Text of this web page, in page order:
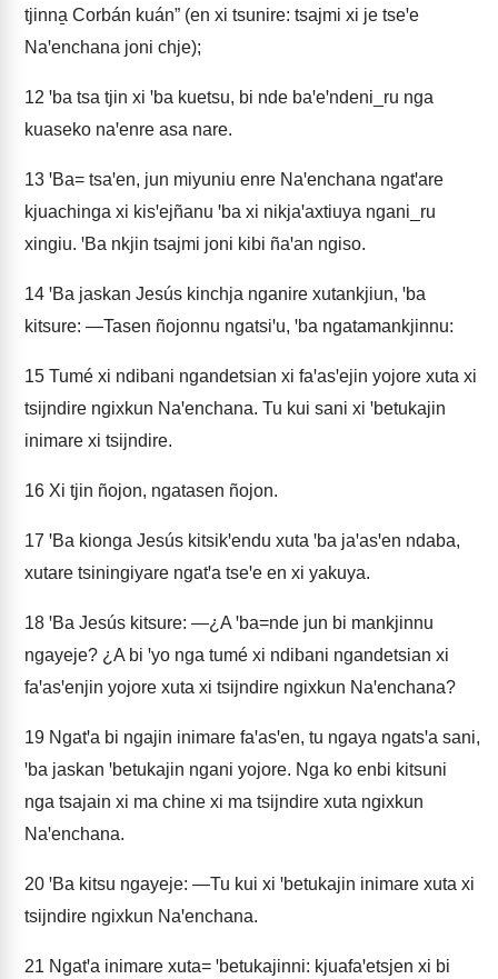
tjinna̱ Corbán kuán” (en xi tsunire: tsajmi xi je tseꞌe
Naꞌenchana joni chje);
12 ꞌba tsa tjin xi ꞌba kuetsu, bi nde baꞌeꞌndeni_ru nga
kuaseko naꞌenre asa nare.
13 ꞌBa= tsaꞌen, jun miyuniu enre Naꞌenchana ngatꞌare
kjuachinga xi kisꞌejñanu ꞌba xi nikjaꞌaxtiuya ngani_ru
xingiu. ꞌBa nkjin tsajmi joni kibi ñaꞌan ngiso.
14 ꞌBa jaskan Jesús kinchja nganire xutankjiun, ꞌba
kitsure: —Tasen ñojonnu ngatsiꞌu, ꞌba ngatamankjinnu:
15 Tumé xi ndibani ngandetsian xi faꞌasꞌejin yojore xuta xi
tsijndire ngixkun Naꞌenchana. Tu kui sani xi ꞌbetukajin
inimare xi tsijndire.
16 Xi tjin ñojon, ngatasen ñojon.
17 ꞌBa kionga Jesús kitsikꞌendu xuta ꞌba jaꞌasꞌen ndaba,
xutare tsiningiyare ngatꞌa tseꞌe en xi yakuya.
18 ꞌBa Jesús kitsure: —¿A ꞌba=nde jun bi mankjinnu
ngayeje? ¿A bi ꞌyo nga tumé xi ndibani ngandetsian xi
faꞌasꞌenjin yojore xuta xi tsijndire ngixkun Naꞌenchana?
19 Ngatꞌa bi ngajin inimare faꞌasꞌen, tu ngaya ngatsꞌa sani,
ꞌba jaskan ꞌbetukajin ngani yojore. Nga ko enbi kitsuni
nga tsajain xi ma chine xi ma tsijndire xuta ngixkun
Naꞌenchana.
20 ꞌBa kitsu ngayeje: —Tu kui xi ꞌbetukajin inimare xuta xi
tsijndire ngixkun Naꞌenchana.
21 Ngatꞌa inimare xuta= ꞌbetukajinni: kjuafaꞌetsjen xi bi